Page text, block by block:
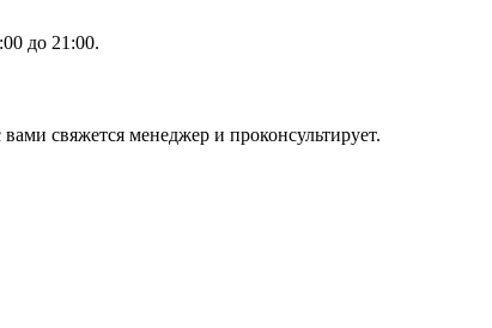
до 21:00.
свяжется менеджер и проконсультирует.